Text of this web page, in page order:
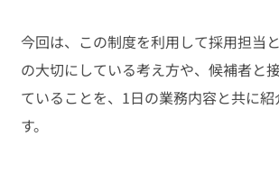
今回は、この制度を利用して採用担当
の大切にしている考え方や、候補者と
ていることを、1日の業務内容と共に紹
す。